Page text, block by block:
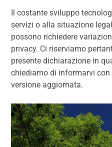
Il costante sviluppo
servizi o alla situazione
possono richiedere
privacy. Ci riserviamo
presente dichiarazione in
chiediamo di informarvi
versione aggiornata.